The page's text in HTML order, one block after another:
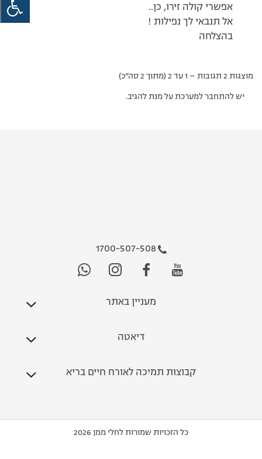
אפשרי קולה זירו, כן..
אל תנבאי לך נפילות !
בהצלחה
מוצגות 2 תגובות – 1 עד 2 (מתוך 2 סה״כ)
יש להתחבר למערכת על מנת להגיב.
1700-507-508
מעניין באתר
דיאטה
קבוצות תמיכה לאורח חיים בריא
כל הזכויות שמורות לחלי ממן 2026